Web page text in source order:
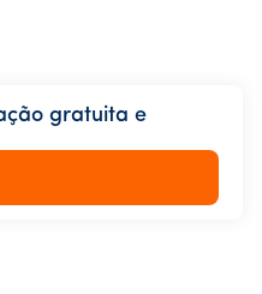
gratuita e